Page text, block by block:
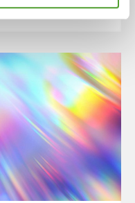
Läs mer